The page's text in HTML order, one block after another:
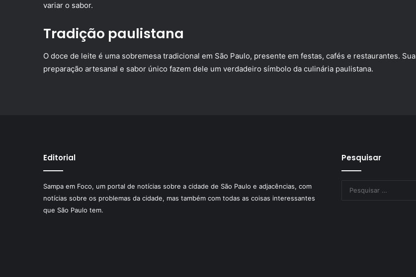
variar o sabor.
Tradição paulistana
O doce de leite é uma sobremesa tradicional em São Paulo, presente em festas, cafés e restaurantes. Sua
preparação artesanal e sabor único fazem dele um verdadeiro símbolo da culinária paulistana.
Editorial
Sampa em Foco, um portal de notícias sobre a cidade de São Paulo e adjacências, com
notícias sobre os problemas da cidade, mas também com todas as coisas interessantes
que São Paulo tem.
Pesquisar